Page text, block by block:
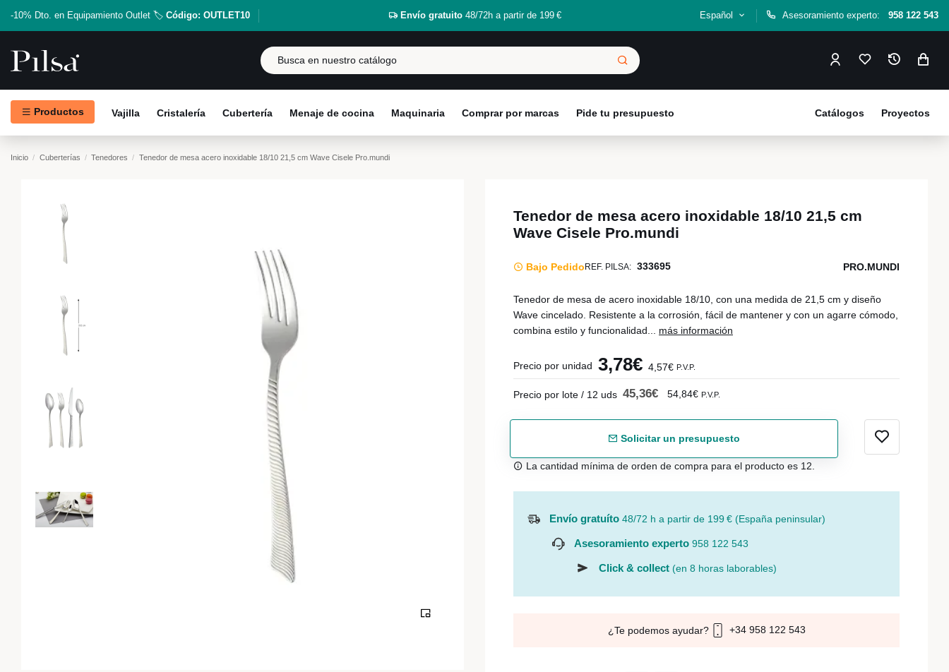
-10% Dto. en Equipamiento Outlet 🏷️ Código: OUTLET10 Envío gratuito48/72h a partir de 199 € Español Asesoramiento experto: 958 122 543
Productos Vajilla Cristalería Cubertería Menaje de cocina Maquinaria Comprar por marcas Pide tu presupuesto Proyectos
Catálogos
Inicio Cuberterías Tenedores Tenedor de mesa acero inoxidable 18/10 21,5 cm Wave Cisele Pro.mundi
Tenedor de mesa acero inoxidable 18/10 21,5 cm
Wave Cisele Pro.mundi
Bajo Pedido REF. PILSA: 333695 PRO.MUNDI
Tenedor de mesa de acero inoxidable 18/10, con una medida de 21,5 cm y diseño
Wave cincelado. Resistente a la corrosión, fácil de mantener y con un agarre cómodo,
combina estilo y funcionalidad... más información
Precio por unidad 3,78€ 4,57€ P.V.P.
Precio por lote / 12 uds 45,36€ 54,84€ P.V.P.
Solicitar un presupuesto
La cantidad mínima de orden de compra para el producto es 12.
Envío gratuíto 48/72 h a partir de 199 € (España peninsular)
Asesoramiento experto 958 122 543
Click & collect (en 8 horas laborables)
¿Te podemos ayudar? +34 958 122 543